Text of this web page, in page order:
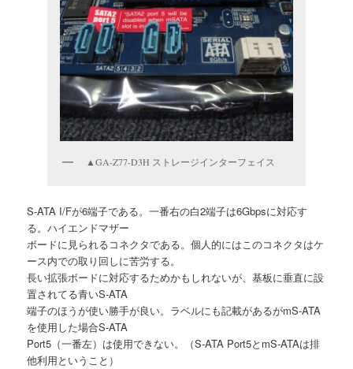
▲GA-Z77-D3H ストレージインターフェイス
S-ATA I/Fが6端子である。一番右の白2端子は6Gbpsに対応す
る。ハイエンドマザー
ボードに見られるコネクタである。個人的にはこのコネクタはケ
ース内での取り回しに苦労する。
長い拡張ボードに対応するためかもしれないが、基板に垂直に設
置されてる青いS-ATA
端子のほうが使い勝手が良い。ラベルにも記載があるがmS-ATA
を使用した場合S-ATA
Port5（一番左）は使用できない。（S-ATA Port5とmS-ATAは排
他利用ということ）